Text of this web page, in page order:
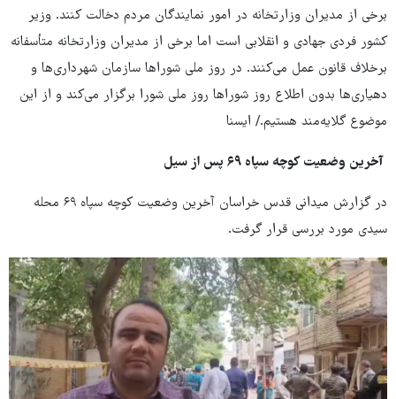
برخی از مدیران وزارتخانه در امور نمایندگان مردم دخالت کنند. وزیر
کشور فردی جهادی و انقلابی است اما برخی از مدیران وزارتخانه متأسفانه
برخلاف قانون عمل می‌کنند. در روز ملی شوراها سازمان شهرداری‌ها و
دهیاری‌ها بدون اطلاع روز شوراها روز ملی شورا برگزار می‌کند و از این‌
موضوع گلایه‌مند هستیم./ ایسنا
آخرین وضعیت کوچه سپاه ۶۹ پس از سیل
در گزارش میدانی قدس خراسان آخرین وضعیت کوچه سپاه ۶۹ محله
سیدی مورد بررسی قرار گرفت.